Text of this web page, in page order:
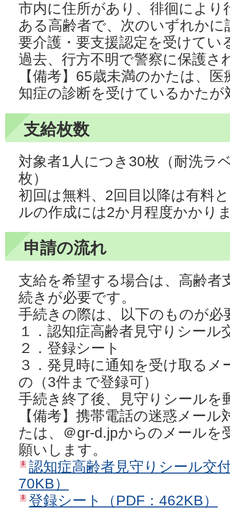
市内に住所があり、徘徊によ
ある高齢者で、次のいずれかに
要介護・要支援認定を受けてい
過去、行方不明で警察に保護さ
【備考】65歳未満のかたは、
知症の診断を受けているかた
支給枚数
対象者1人につき30枚（耐洗ラ
枚）
初回は無料、2回目以降は有料
ルの作成には2か月程度かかり
申請の流れ
支給を希望する場合は、高齢者
続きが必要です。
手続きの際は、以下のものが必
１．認知症高齢者見守りシール
２．登録シート
３．発見時に通知を受け取る
の（3件まで登録可）
手続き終了後、見守りシールを
【備考】携帯電話の迷惑メー
たは、＠gr-d.jpからのメールを
願いします。
認知症高齢者見守りシール交
70KB）
登録シート（PDF：462KB）